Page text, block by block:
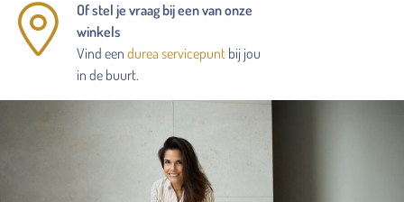
Of stel je vraag bij een van onze
winkels
Vind een durea servicepunt bij jou
in de buurt.